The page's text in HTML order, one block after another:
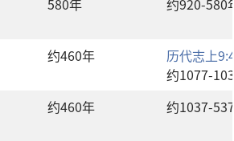
580年 约920-580年
约460年 历代志上9:44
约1077-1037
约460年 约1037-537